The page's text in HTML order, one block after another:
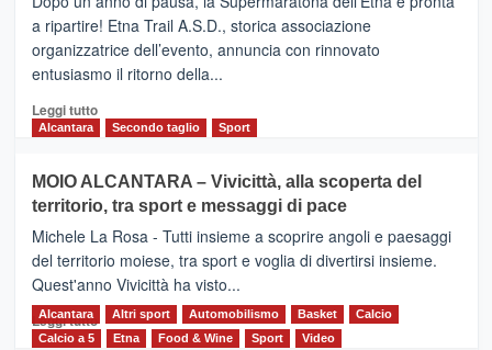
dell’Etna,
presentata
l’edizione
2026
a ripartire! Etna Trail A.S.D., storica associazione
organizzatrice dell’evento, annuncia con rinnovato
entusiasmo il ritorno della...
Leggi tuttoLeggi
Torna
la
Supermaratona
dell’Etna
Alcantara Secondo taglio Sport
MOIO ALCANTARA – Vivicittà, alla scoperta del
territorio, tra sport e messaggi di pace
Michele La Rosa - Tutti insieme a scoprire angoli e paesaggi
del territorio moiese, tra sport e voglia di divertirsi insieme.
Quest'anno Vivicittà ha visto...
Leggi tutto Leggi
Alcantara Altri sport Automobilismo Basket
Calcio
Calcio a 5
Etna Food & Wine Sport Video